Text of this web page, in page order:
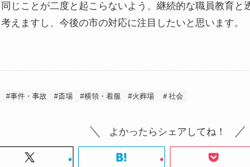
じことが二度と起こらないよう、継続的な職員教育と
えますし、今後の市の対応に注目したいと思います。
#事件・事故 #斎場 #横領・着服 #火葬場 ＃社会
よかったらシェアしてね！